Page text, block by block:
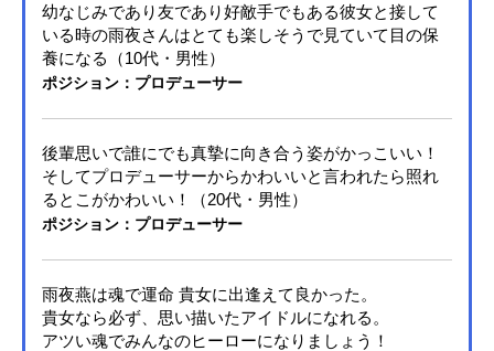
幼なじみであり友であり好敵手でもある彼女と接して
いる時の雨夜さんはとても楽しそうで見ていて目の保
養になる（10代・男性）
ポジション：プロデューサー
後輩思いで誰にでも真摯に向き合う姿がかっこいい！
そしてプロデューサーからかわいいと言われたら照れ
るとこがかわいい！（20代・男性）
ポジション：プロデューサー
雨夜燕は魂で運命 貴女に出逢えて良かった。
貴女なら必ず、思い描いたアイドルになれる。
アツい魂でみんなのヒーローになりましょう！